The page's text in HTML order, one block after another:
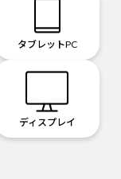
タブレットPC
ディスプレイ